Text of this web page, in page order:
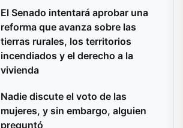
CULTURA
El Senado intentará aprobar una
reforma que avanza sobre las
tierras rurales, los territorios
incendiados y el derecho a la
vivienda
Nadie discute el voto de las
mujeres, y sin embargo, alguien
preguntó